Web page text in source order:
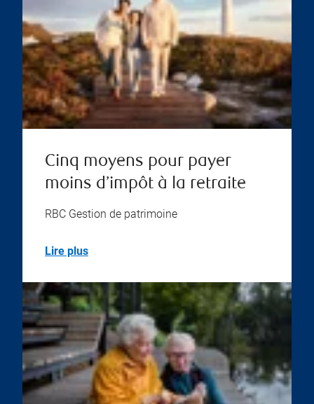
Cinq moyens pour payer
moins d’impôt à la retraite
RBC Gestion de patrimoine
Lire plus